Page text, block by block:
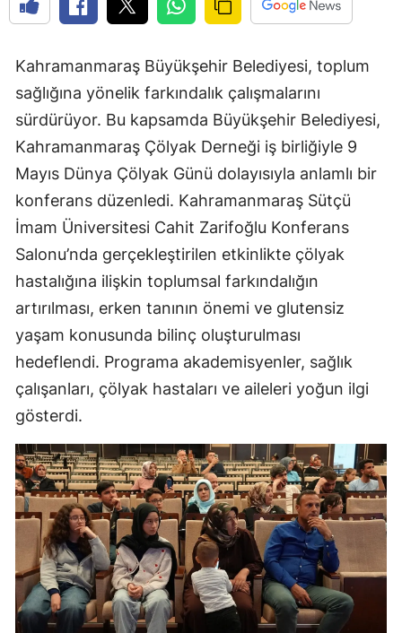
Kahramanmaraş Büyükşehir Belediyesi, toplum
sağlığına yönelik farkındalık çalışmalarını
sürdürüyor. Bu kapsamda Büyükşehir Belediyesi,
Kahramanmaraş Çölyak Derneği iş birliğiyle 9
Mayıs Dünya Çölyak Günü dolayısıyla anlamlı bir
konferans düzenledi. Kahramanmaraş Sütçü
İmam Üniversitesi Cahit Zarifoğlu Konferans
Salonu’nda gerçekleştirilen etkinlikte çölyak
hastalığına ilişkin toplumsal farkındalığın
artırılması, erken tanının önemi ve glutensiz
yaşam konusunda bilinç oluşturulması
hedeflendi. Programa akademisyenler, sağlık
çalışanları, çölyak hastaları ve aileleri yoğun ilgi
gösterdi.